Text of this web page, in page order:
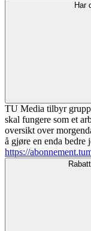
Har
TU Media tilbyr
skal fungere som et
oversikt over
å gjøre en enda
https://